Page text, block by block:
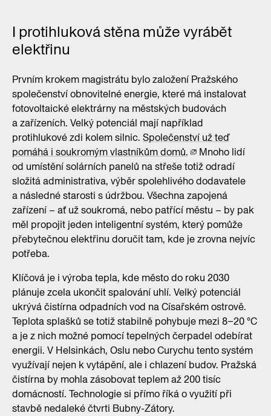
I protihluková stěna může vyrábět
elektřinu
Prvním krokem magistrátu bylo založení Pražského
společenství obnovitelné energie, které má instalovat
fotovoltaické elektrárny na městských budovách
a zařízeních. Velký potenciál mají například
protihlukové zdi kolem silnic. Společenství už teď
pomáhá i soukromým vlastníkům domů.
Mnoho lidí
od umístění solárních panelů na střeše totiž odradí
složitá administrativa, výběr spolehlivého dodavatele
a následné starosti s údržbou. Všechna zapojená
zařízení – ať už soukromá, nebo patřící městu – by pak
měl propojit jeden inteligentní systém, který pomůže
přebytečnou elektřinu doručit tam, kde je zrovna nejvíc
potřeba.
Klíčová je i výroba tepla, kde město do roku 2030
plánuje zcela ukončit spalování uhlí. Velký potenciál
ukrývá čistírna odpadních vod na Císařském ostrově.
Teplota splašků se totiž stabilně pohybuje mezi 8–20 °C
a je z nich možné pomocí tepelných čerpadel odebírat
energii. V Helsinkách, Oslu nebo Curychu tento systém
využívají nejen k vytápění, ale i chlazení budov. Pražská
čistírna by mohla zásobovat teplem až 200 tisíc
domácností. Technologie si přímo říká o využití při
stavbě nedaleké čtvrti Bubny-Zátory.